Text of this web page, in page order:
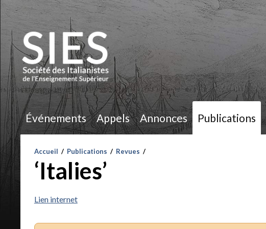
Événements Appels Annonces Publications
Accueil / Publications / Revues /
‘Italies’
Lien internet